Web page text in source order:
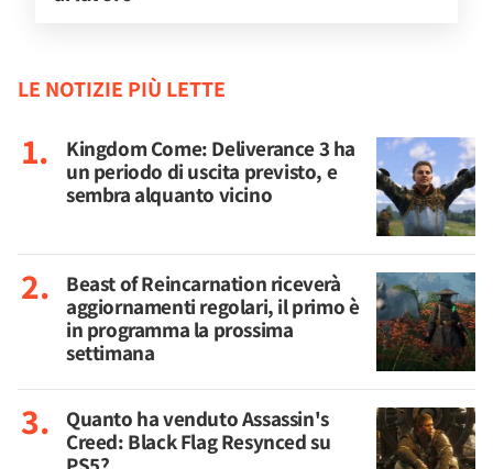
LE NOTIZIE PIÙ LETTE
Kingdom Come: Deliverance 3 ha
un periodo di uscita previsto, e
sembra alquanto vicino
Beast of Reincarnation riceverà
aggiornamenti regolari, il primo è
in programma la prossima
settimana
Quanto ha venduto Assassin's
Creed: Black Flag Resynced su